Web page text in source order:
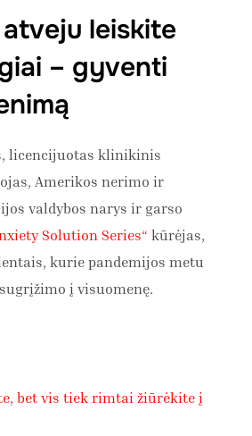
leiskite
– gyventi
licencijuotas klinikinis
Amerikos nerimo ir
valdybos narys ir garso
Solution Series“ kūrėjas,
kurie pandemijos metu
į visuomenę.
bet vis tiek rimtai žiūrėkite į